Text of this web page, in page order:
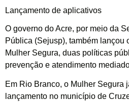
Lançamento de aplicativos
O governo do Acre, por meio da
Pública (Sejusp), também lançou
Mulher Segura, duas políticas
prevenção e atendimento
Em Rio Branco, o Mulher Segura
lançamento no município de